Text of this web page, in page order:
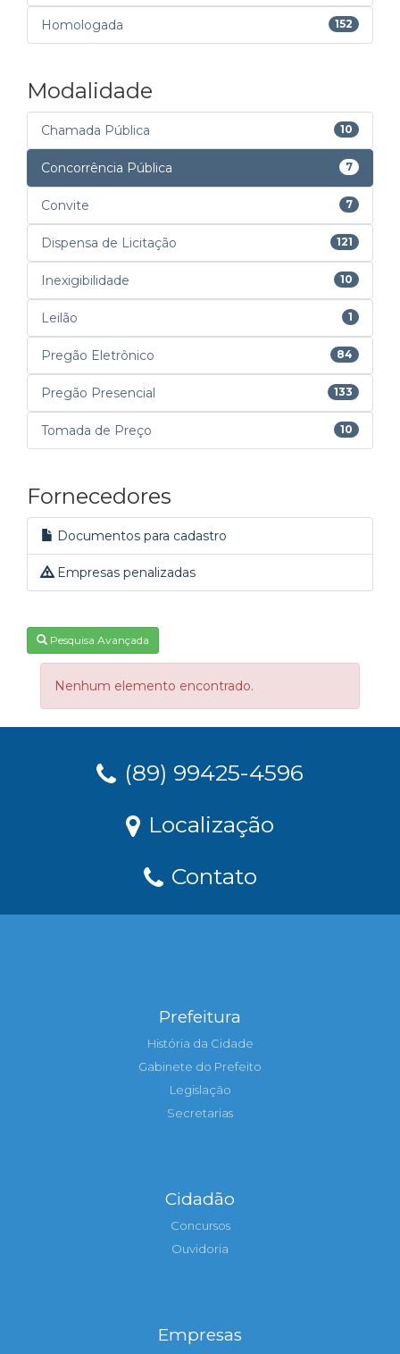
Homologada 152
Modalidade
Chamada Pública 10
Concorrência Pública 7
Convite 7
Dispensa de Licitação 121
Inexigibilidade 10
Leilão 1
Pregão Eletrônico 84
Pregão Presencial 133
Tomada de Preço 10
Fornecedores
Documentos para cadastro
Empresas penalizadas
Pesquisa Avançada
Nenhum elemento encontrado.
(89) 99425-4596
Localização
Contato
Prefeitura
História da Cidade
Gabinete do Prefeito
Legislação
Secretarias
Cidadão
Concursos
Ouvidoria
Empresas